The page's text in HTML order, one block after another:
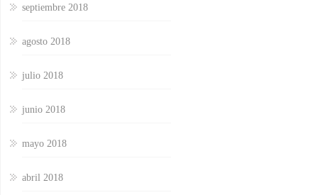
septiembre 2018
agosto 2018
julio 2018
junio 2018
mayo 2018
abril 2018